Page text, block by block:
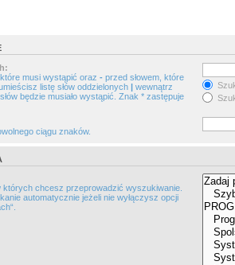
musi wystąpić oraz - przed słowem, które
listę słów oddzielonych | wewnątrz
będzie musiało wystąpić. Znak * zastępuje
ciągu znaków.
których chcesz przeprowadzić wyszukiwanie.
automatycznie jeżeli nie wyłączysz opcji